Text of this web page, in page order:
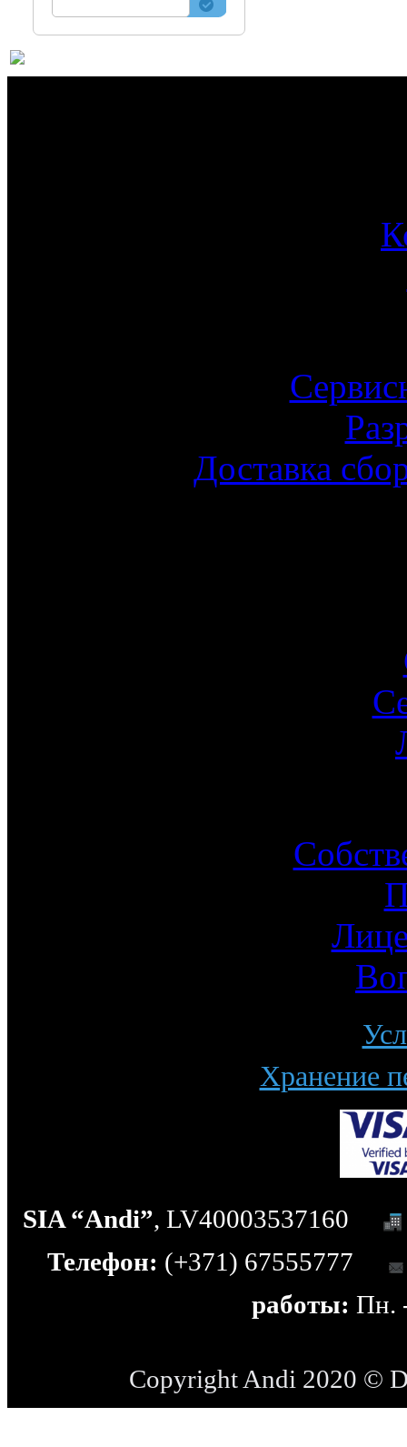
Доставка
Хранение
SIA “Andi”, LV40003537160
Телефон: (+371) 67555777
работы: Пн.
Copyright Andi 2020 ©